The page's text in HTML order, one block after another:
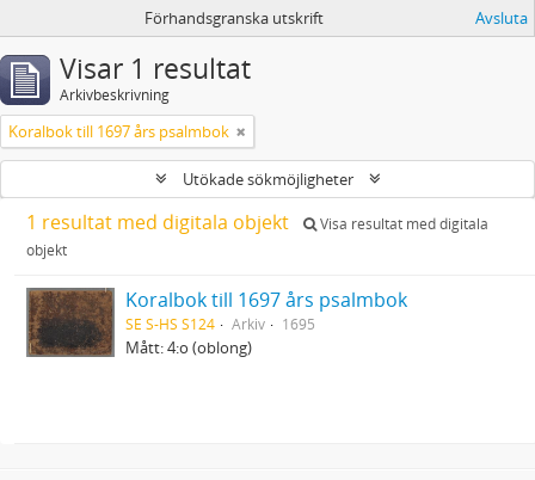
Förhandsgranska utskrift Avsluta
Visar 1 resultat
Arkivbeskrivning
Koralbok till 1697 års psalmbok
Utökade sökmöjligheter
1 resultat med digitala objekt
Visa resultat med digitala
objekt
Koralbok till 1697 års psalmbok
SE S-HS S124 Arkiv 1695
Mått: 4:o (oblong)